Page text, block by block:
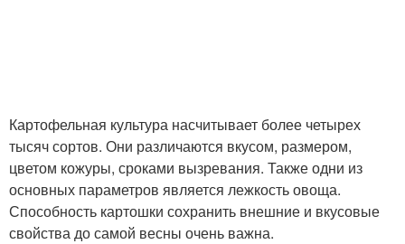
Картофельная культура насчитывает более четырех
тысяч сортов. Они различаются вкусом, размером,
цветом кожуры, сроками вызревания. Также одни из
основных параметров является лежкость овоща.
Способность картошки сохранить внешние и вкусовые
свойства до самой весны очень важна.